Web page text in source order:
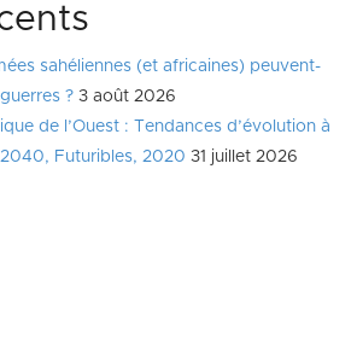
sahéliennes (et africaines) peuvent-
? 3 août 2026
de l’Ouest : Tendances d’évolution à
2040, Futuribles, 2020 31 juillet 2026